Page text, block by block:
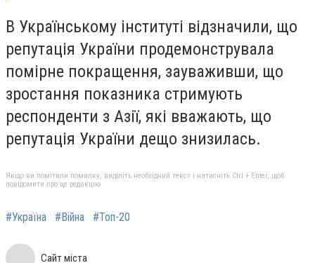
В Українському інституті відзначили, що
репутація України продемонструвала
помірне покращення, зауваживши, що
зростання показника стримують
респонденти з Азії, які вважають, що
репутація України дещо знизилась.
Якщо ви помітили помилку, виділіть необхідний текст і натисніть Ctrl + Enter, щоб
повідомити про це редакцію
#Україна #Війна #Топ-20
Сайт міста